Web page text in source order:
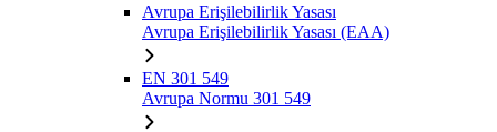
Avrupa Erişilebilirlik Yasası
Avrupa Erişilebilirlik Yasası (EAA)
EN 301 549
Avrupa Normu 301 549